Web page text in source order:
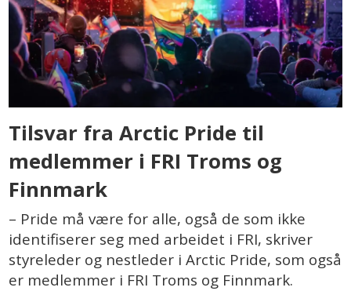
Tilsvar fra Arctic Pride til
medlemmer i FRI Troms og
Finnmark
– Pride må være for alle, også de som ikke
identifiserer seg med arbeidet i FRI, skriver
styreleder og nestleder i Arctic Pride, som også
er medlemmer i FRI Troms og Finnmark.